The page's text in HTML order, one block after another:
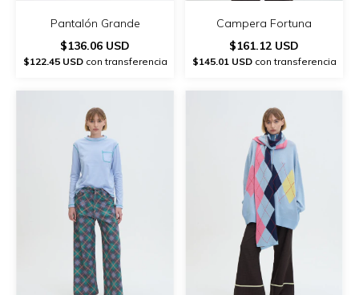
Pantalón Grande
$136.06 USD
$122.45 USDcon transferencia
Campera Fortuna
$161.12 USD
$145.01 USDcon transferencia